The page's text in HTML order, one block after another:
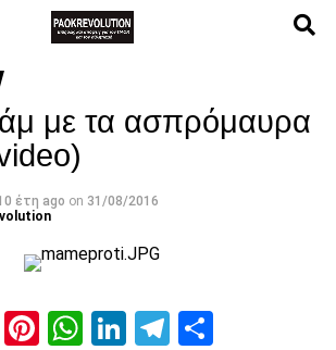
με τα ασπρόμαυρα
έτη ago on 31/08/2016
Pinterest
WhatsApp
LinkedIn
Telegram